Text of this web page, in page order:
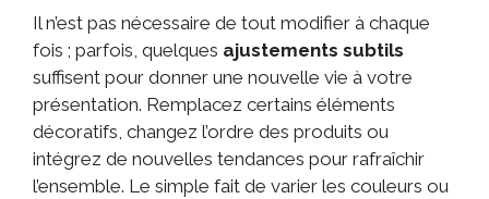
Il n’est pas nécessaire de tout modifier à chaque
fois ; parfois, quelques ajustements subtils
suffisent pour donner une nouvelle vie à votre
présentation. Remplacez certains éléments
décoratifs, changez l’ordre des produits ou
intégrez de nouvelles tendances pour rafraîchir
l’ensemble. Le simple fait de varier les couleurs ou